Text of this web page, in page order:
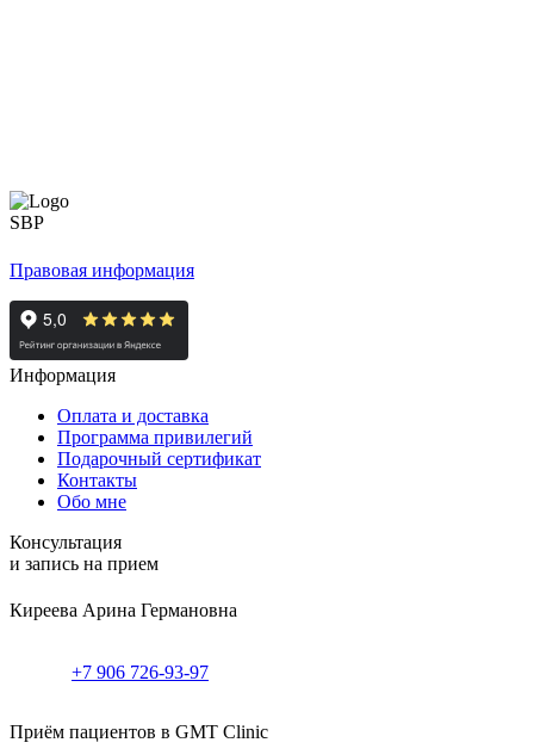
Правовая информация
Информация
Оплата и доставка
Программа привилегий
Подарочный сертификат
Контакты
Обо мне
Консультация
и запись на прием
Киреева Арина Германовна
+7 906 726-93-97
Приём пациентов в GMT Clinic